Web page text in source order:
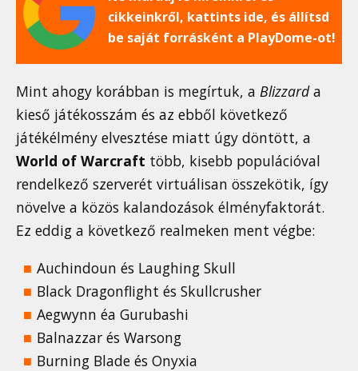
cikkeinkről, kattints ide, és állítsd
be saját forrásként a PlayDome-ot!
Mint ahogy korábban is megírtuk, a Blizzarda
kieső játékosszám és az ebből következő
játékélmény elvesztése miatt úgy döntött, a
World of Warcraft több, kisebb populációval
rendelkező szerverét virtuálisan összekötik, így
növelve a közös kalandozások élményfaktorát.
Ez eddig a következő realmeken ment végbe:
Auchindoun és Laughing Skull
Black Dragonflight és Skullcrusher
Aegwynn éa Gurubashi
Balnazzar és Warsong
Burning Blade és Onyxia